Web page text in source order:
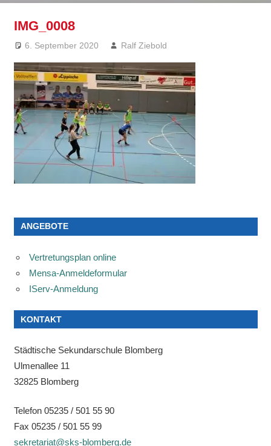
IMG_0008
6. September 2020 Ralf Ziebold
ANGEBOTE
Vertretungsplan online
Mensa-Anmeldeformular
IServ-Anmeldung
KONTAKT
Städtische Sekundarschule Blomberg
Ulmenallee 11
32825 Blomberg
Telefon 05235 / 501 55 90
Fax 05235 / 501 55 99
sekretariat@sks-blomberg.de